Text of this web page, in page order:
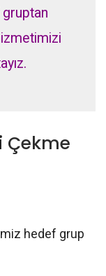
Çekme
hedef grup